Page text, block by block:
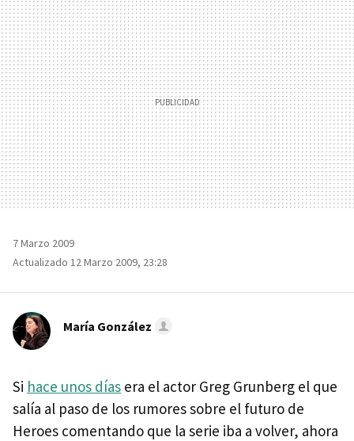
MAIL
7 Marzo 2009
Actualizado 12 Marzo 2009, 23:28
María González
Si hace unos días era el actor Greg Grunberg el que
salía al paso de los rumores sobre el futuro de
Heroes comentando que la serie iba a volver, ahora